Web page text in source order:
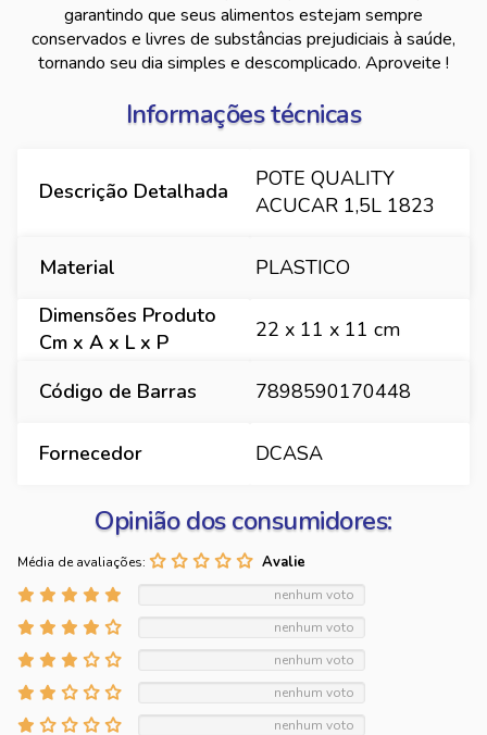
garantindo que seus alimentos estejam sempre
conservados e livres de substâncias prejudiciais à saúde,
tornando seu dia simples e descomplicado. Aproveite !
Informações técnicas
Descrição Detalhada
POTE QUALITY
ACUCAR 1,5L 1823
Material
PLASTICO
Dimensões Produto
Cm x A x L x P
22 x 11 x 11 cm
Código de Barras 7898590170448
Fornecedor DCASA
Opinião dos consumidores:
Média de avaliações:
nenhum voto
nenhum voto
nenhum voto
nenhum voto
nenhum voto